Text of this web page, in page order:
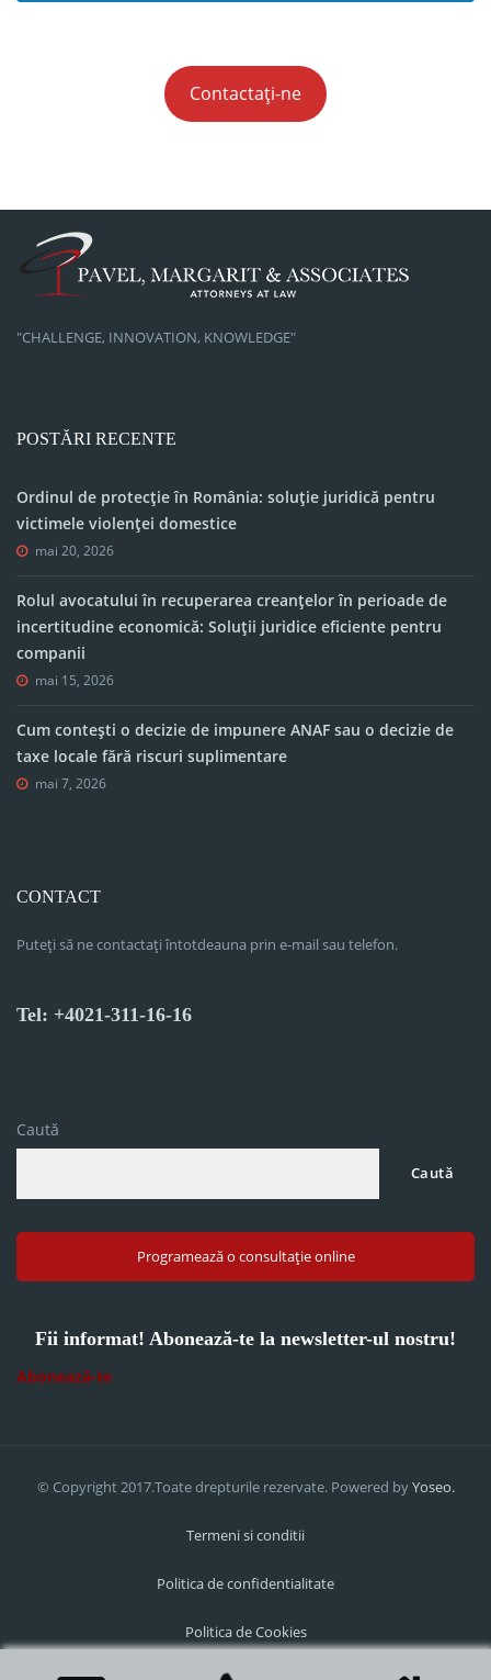
Contactați-ne
"CHALLENGE, INNOVATION, KNOWLEDGE"
POSTĂRI RECENTE
Ordinul de protecție în România: soluție juridică pentru
victimele violenței domestice
mai 20, 2026
Rolul avocatului în recuperarea creanțelor în perioade de
incertitudine economică: Soluții juridice eficiente pentru
companii
mai 15, 2026
Cum contești o decizie de impunere ANAF sau o decizie de
taxe locale fără riscuri suplimentare
mai 7, 2026
CONTACT
Puteți să ne contactați întotdeauna prin e-mail sau telefon.
Tel: +4021-311-16-16
Caută
Caută
Programează o consultație online
Fii informat! Abonează-te la newsletter-ul nostru!
Abonează-te
© Copyright 2017.Toate drepturile rezervate. Powered byYoseo.
Termeni si conditii
Politica de confidentialitate
Politica de Cookies